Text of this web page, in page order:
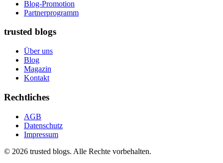
Blog-Promotion
Partnerprogramm
trusted blogs
Über uns
Blog
Magazin
Kontakt
Rechtliches
AGB
Datenschutz
Impressum
© 2026 trusted blogs. Alle Rechte vorbehalten.